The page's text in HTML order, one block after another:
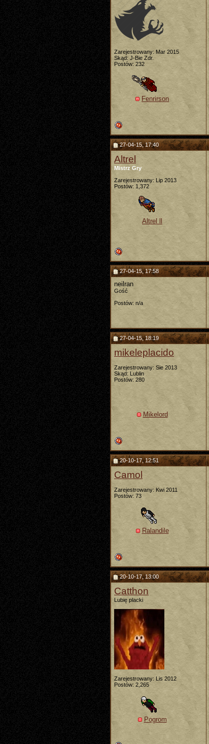
Zarejestrowany: Mar 2015
Skąd: J-Bie Zdr.
Postów: 232
Fenrirson
27-04-15, 17:40
Altrel
Mistrz Gry
Zarejestrowany: Lip 2013
Postów: 1,372
Altrel ll
27-04-15, 17:58
neilran
Gość
Postów: n/a
27-04-15, 18:19
mikeleplacido
Zarejestrowany: Sie 2013
Skąd: Lublin
Postów: 280
Mikelord
20-10-17, 12:51
Camol
Zarejestrowany: Kwi 2011
Postów: 73
Ralandile
20-10-17, 13:00
Catthon
Lubię placki
Zarejestrowany: Lis 2012
Postów: 2,265
Pogrom